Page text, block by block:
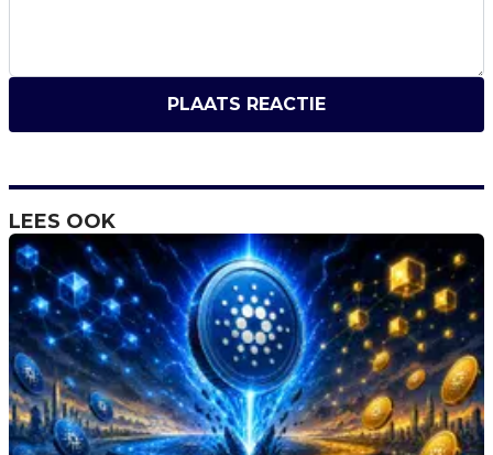
PLAATS REACTIE
LEES OOK